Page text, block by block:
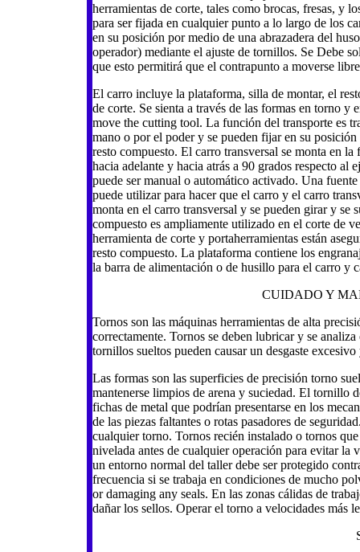
herramientas de corte, tales como brocas, fresas, y
para ser fijada en cualquier punto a lo largo de los
en su posición por medio de una abrazadera del
operador) mediante el ajuste de tornillos. Se Debe
que esto permitirá que el contrapunto a moverse
El carro incluye la plataforma, silla de montar, el
de corte. Se sienta a través de las formas en torno
move the cutting tool. La función del transporte es
mano o por el poder y se pueden fijar en su
resto compuesto. El carro transversal se monta en
hacia adelante y hacia atrás a 90 grados respecto
puede ser manual o automático activado. Una
puede utilizar para hacer que el carro y el carro
monta en el carro transversal y se pueden girar y
compuesto es ampliamente utilizado en el corte de
herramienta de corte y portaherramientas están
resto compuesto. La plataforma contiene los
la barra de alimentación o de husillo para el carro y
CUIDADO Y
Tornos son las máquinas herramientas de alta
correctamente. Tornos se deben lubricar y se
tornillos sueltos pueden causar un desgaste
Las formas son las superficies de precisión torno
mantenerse limpios de arena y suciedad. El tornillo
fichas de metal que podrían presentarse en los
de las piezas faltantes o rotas pasadores de
cualquier torno. Tornos recién instalado o tornos
nivelada antes de cualquier operación para evitar
un entorno normal del taller debe ser protegido
frecuencia si se trabaja en condiciones de mucho
or damaging any seals. En las zonas cálidas de
dañar los sellos. Operar el torno a velocidades más